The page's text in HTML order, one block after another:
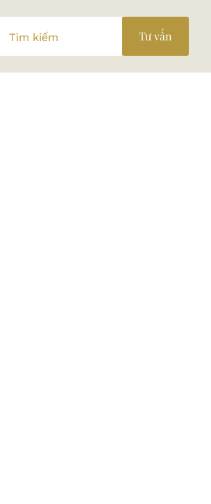
Tư vấn